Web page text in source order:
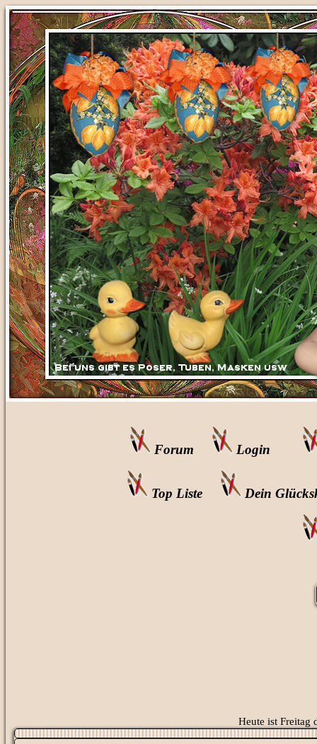
Forum Login
Top Liste Dein
Heute ist Freitag